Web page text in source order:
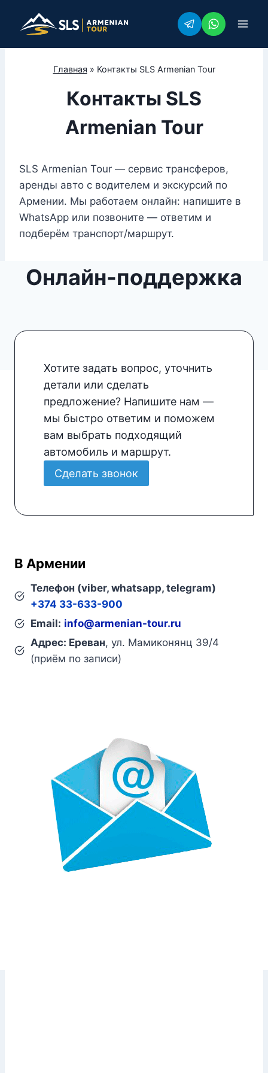
Главная » Контакты SLS Armenian Tour
Контакты SLS
Armenian Tour
SLS Armenian Tour — сервис трансферов,
аренды авто с водителем и экскурсий по
Армении. Мы работаем онлайн: напишите в
WhatsApp или позвоните — ответим и
подберём транспорт/маршрут.
Онлайн-поддержка
Хотите задать вопрос, уточнить
детали или сделать
предложение? Напишите нам —
мы быстро ответим и поможем
вам выбрать подходящий
автомобиль и маршрут.
Сделать звонок
В Армении
Телефон (viber, whatsapp, telegram)
+374 33-633-900
Email: info@armenian-tour.ru
Адрес: Ереван, ул. Мамиконянц 39/4
(приём по записи)